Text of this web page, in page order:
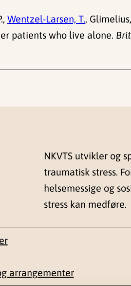
Wentzel-Larsen, T.,
patients who live alone.
NKVTS utvikler og
traumatisk stress.
helsemessige og
stress kan medføre.
arrangementer